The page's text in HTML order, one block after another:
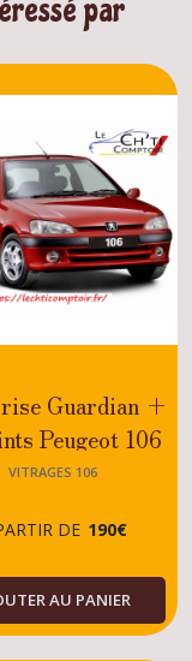
par
Guardian +
Peugeot 106
XS-SPORT-
VITRAGES 106
DE 190€
AU PANIER